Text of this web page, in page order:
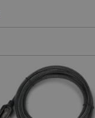
[abcdef0123456789]{32}
critCartData
CookieScriptConsent